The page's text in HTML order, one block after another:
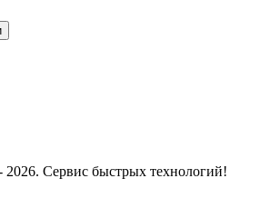
Сервис быстрых технологий!